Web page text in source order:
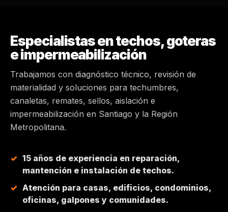
PEÑALOLÉN
HUECHURABA
QUILICURA
COLINA
CHICUREO
Especialistas en techos, goteras
e impermeabilización
Trabajamos con diagnóstico técnico, revisión de
materialidad y soluciones para techumbres,
canaletas, remates, sellos, aislación e
impermeabilización en Santiago y la Región
Metropolitana.
15 años de experiencia en reparación,
mantención e instalación de techos.
Atención para casas, edificios, condominios,
oficinas, galpones y comunidades.